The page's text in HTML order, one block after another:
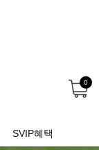
0
SVIP혜택